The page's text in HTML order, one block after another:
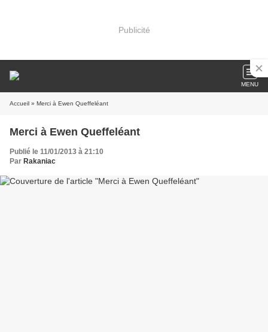
Publicité
MENU
Accueil » Merci à Ewen Queffeléant
Merci à Ewen Queffeléant
Publié le 11/01/2013 à 21:10
Par Rakaniac